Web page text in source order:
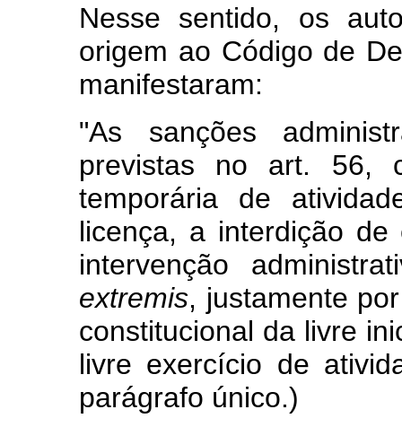
Nesse sentido, os
origem ao Código de
manifestaram:
"As sanções
previstas no art. 56,
temporária de
licença, a interdição
intervenção
extremis, justamente
constitucional da livre
livre exercício de
parágrafo único.)